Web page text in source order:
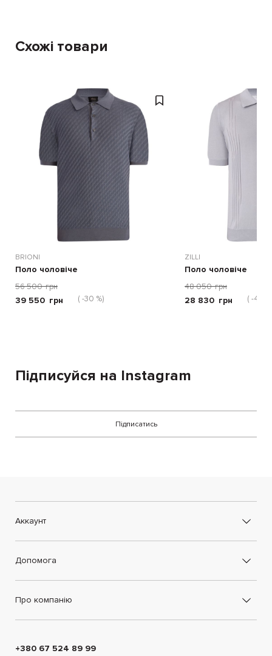
Схожі товари
BRIONI
Поло чоловіче
56 500 грн
39 550 грн ( -30 %)
ZILLI
Поло чоловіче
48 050 грн
28 830 грн ( -40
Підписуйся на Instagram
Підписатись
Аккаунт
Допомога
Про компанію
+380 67 524 89 99